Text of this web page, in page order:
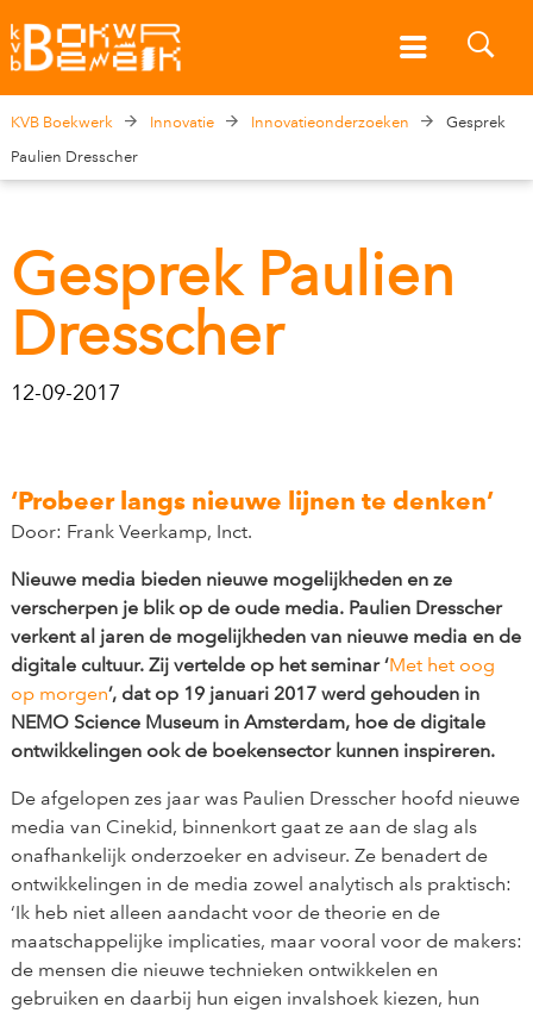
KVB Boekwerk Innovatie Innovatieonderzoeken
Gesprek
Paulien Dresscher
Gesprek Paulien
Dresscher
12-09-2017
‘Probeer langs nieuwe lijnen te denken’
Door: Frank Veerkamp, Inct.
Nieuwe media bieden nieuwe mogelijkheden en ze
verscherpen je blik op de oude media. Paulien Dresscher
verkent al jaren de mogelijkheden van nieuwe media en de
digitale cultuur. Zij vertelde op het seminar ‘Met het oog
op morgen’, dat op 19 januari 2017 werd gehouden in
NEMO Science Museum in Amsterdam, hoe de digitale
ontwikkelingen ook de boekensector kunnen inspireren.
De afgelopen zes jaar was Paulien Dresscher hoofd nieuwe
media van Cinekid, binnenkort gaat ze aan de slag als
onafhankelijk onderzoeker en adviseur. Ze benadert de
ontwikkelingen in de media zowel analytisch als praktisch:
‘Ik heb niet alleen aandacht voor de theorie en de
maatschappelijke implicaties, maar vooral voor de makers:
de mensen die nieuwe technieken ontwikkelen en
gebruiken en daarbij hun eigen invalshoek kiezen, hun